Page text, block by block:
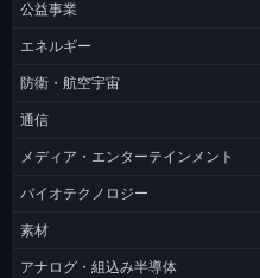
公益事業
エネルギー
防衛・航空宇宙
通信
メディア・エンターテインメント
バイオテクノロジー
素材
アナログ・組込み半導体